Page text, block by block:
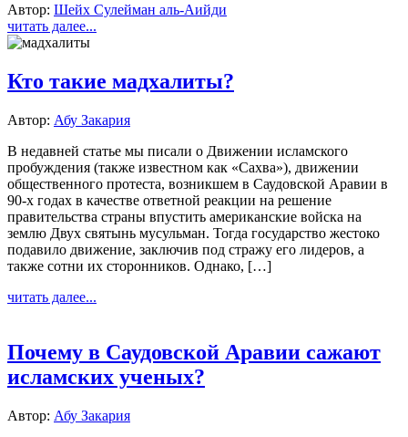
Автор: Шейх Сулейман аль-Аийди
читать далее...
Кто такие мадхалиты?
Автор: Абу Закария
В недавней статье мы писали о Движении исламского
пробуждения (также известном как «Сахва»), движении
общественного протеста, возникшем в Саудовской Аравии в
90-х годах в качестве ответной реакции на решение
правительства страны впустить американские войска на
землю Двух святынь мусульман. Тогда государство жестоко
подавило движение, заключив под стражу его лидеров, а
также сотни их сторонников. Однако, […]
читать далее...
Почему в Саудовской Аравии сажают
исламских ученых?
Автор: Абу Закария